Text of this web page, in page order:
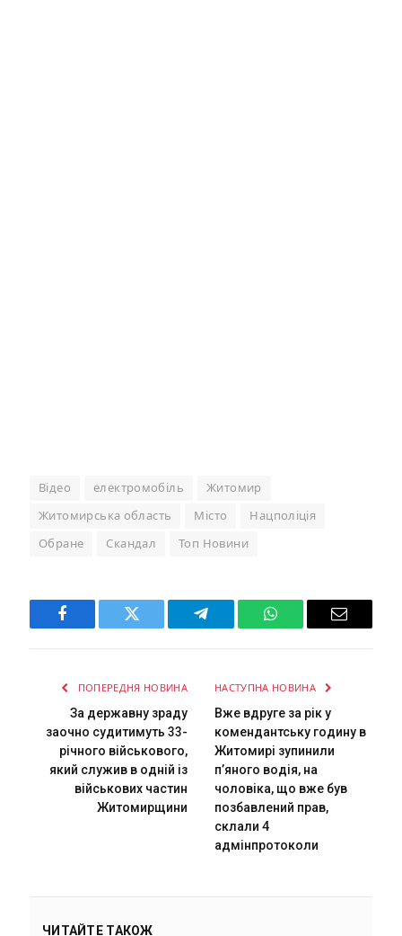
Відео електромобіль Житомир
Житомирська область Місто Нацполіція
Обране Скандал Топ Новини
Facebook Twitter Telegram WhatsAppEmail
ПОПЕРЕДНЯ НОВИНА
За державну зраду
заочно судитимуть 33-
річного військового,
який служив в одній із
військових частин
Житомирщини
НАСТУПНА НОВИНА
Вже вдруге за рік у
комендантську годину в
Житомирі зупинили
п’яного водія, на
чоловіка, що вже був
позбавлений прав,
склали 4
адмінпротоколи
ЧИТАЙТЕ ТАКОЖ